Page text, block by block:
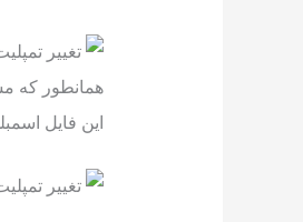
همانطور که
این فایل